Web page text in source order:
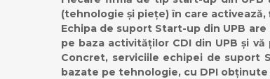
(tehnologie și piețe) în care
Echipa de suport Start-up din UPB
pe baza activităților CDI din UPB și
Concret, serviciile echipei de suport
bazate pe tehnologie, cu DPI obținute